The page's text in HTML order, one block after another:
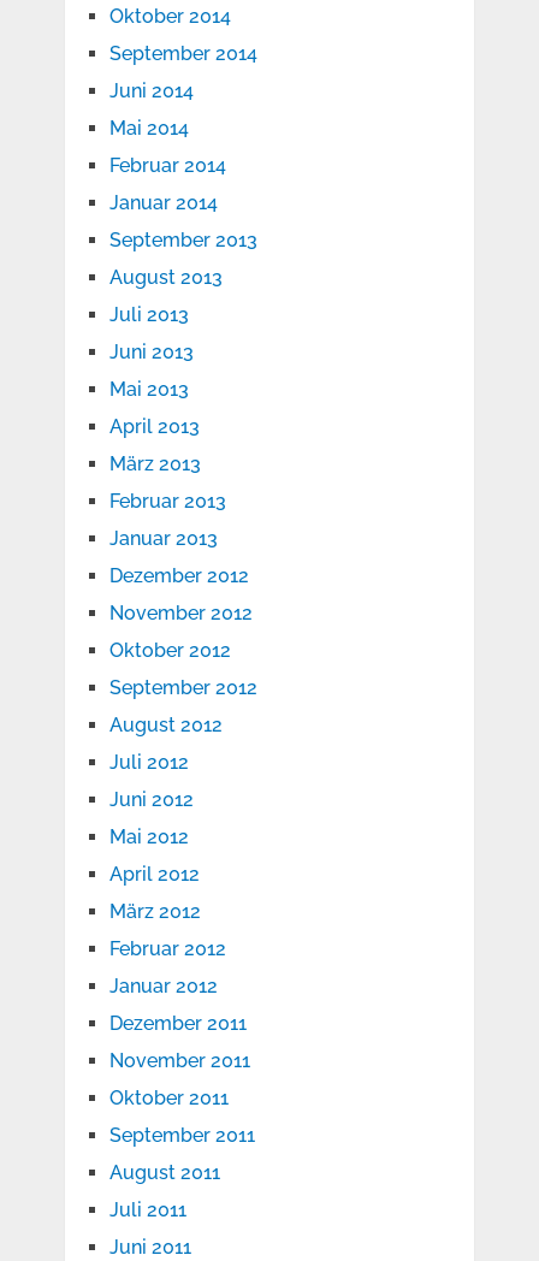
Oktober 2014
September 2014
Juni 2014
Mai 2014
Februar 2014
Januar 2014
September 2013
August 2013
Juli 2013
Juni 2013
Mai 2013
April 2013
März 2013
Februar 2013
Januar 2013
Dezember 2012
November 2012
Oktober 2012
September 2012
August 2012
Juli 2012
Juni 2012
Mai 2012
April 2012
März 2012
Februar 2012
Januar 2012
Dezember 2011
November 2011
Oktober 2011
September 2011
August 2011
Juli 2011
Juni 2011